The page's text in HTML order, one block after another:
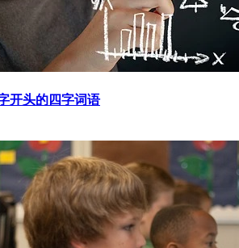
开头的四字词语